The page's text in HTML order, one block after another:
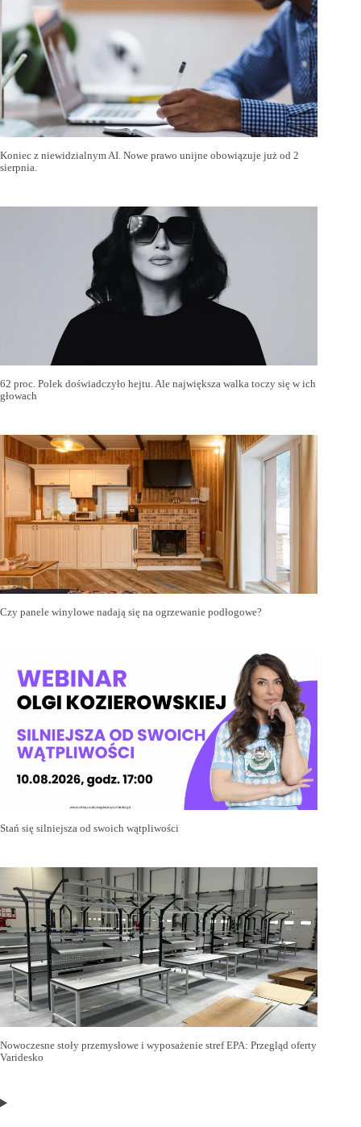
Koniec z niewidzialnym AI. Nowe prawo unijne obowiązuje już od 2
sierpnia.
62 proc. Polek doświadczyło hejtu. Ale największa walka toczy się w ich
głowach
Czy panele winylowe nadają się na ogrzewanie podłogowe?
Stań się silniejsza od swoich wątpliwości
Nowoczesne stoły przemysłowe i wyposażenie stref EPA: Przegląd oferty
Varidesko